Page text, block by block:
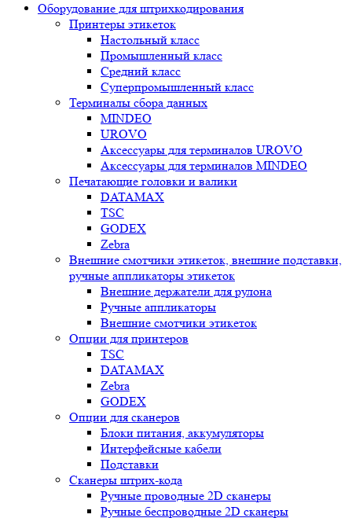
Оборудование для штрихкодирования
Принтеры этикеток
Настольный класс
Промышленный класс
Средний класс
Суперпромышленный класс
Терминалы сбора данных
MINDEO
UROVO
Аксессуары для терминалов UROVO
Аксессуары для терминалов MINDEO
Печатающие головки и валики
DATAMAX
TSC
GODEX
Zebra
Внешние смотчики этикеток, внешние подставки,
ручные аппликаторы этикеток
Внешние держатели для рулона
Ручные аппликаторы
Внешние смотчики этикеток
Опции для принтеров
TSC
DATAMAX
Zebra
GODEX
Опции для сканеров
Блоки питания, аккумуляторы
Интерфейсные кабели
Подставки
Сканеры штрих-кода
Ручные проводные 2D сканеры
Ручные беспроводные 2D сканеры